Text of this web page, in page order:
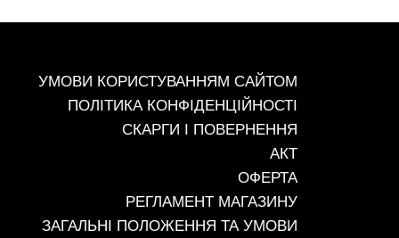
УМОВИ КОРИСТУВАННЯМ САЙТОМ
ПОЛІТИКА КОНФІДЕНЦІЙНОСТІ
СКАРГИ І ПОВЕРНЕННЯ
АКТ
ОФЕРТА
РЕГЛАМЕНТ МАГАЗИНУ
ЗАГАЛЬНІ ПОЛОЖЕННЯ ТА УМОВИ